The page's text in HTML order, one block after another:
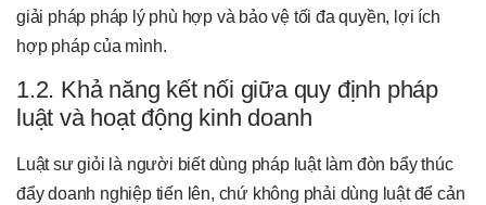
giải pháp pháp lý phù hợp và bảo vệ tối đa quyền, lợi ích
hợp pháp của mình.
1.2. Khả năng kết nối giữa quy định pháp
luật và hoạt động kinh doanh
Luật sư giỏi là người biết dùng pháp luật làm đòn bẩy thúc
đẩy doanh nghiệp tiến lên, chứ không phải dùng luật để cản